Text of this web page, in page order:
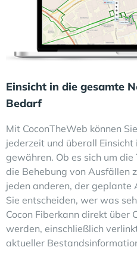
Einsicht in die gesamte
Bedarf
Mit CoconTheWeb können
jederzeit und überall
gewähren. Ob es sich um
die Behebung von Ausfällen
jeden anderen, der geplante
Sie entscheiden, wer was
Cocon Fiberkann direkt über
werden, einschließlich
aktueller